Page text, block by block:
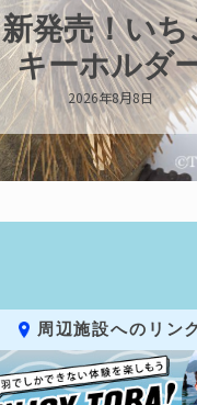
新発売！いち
キーホルダ
2026年8月8日
周辺施設へのリンク